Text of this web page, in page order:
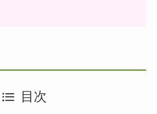
目次